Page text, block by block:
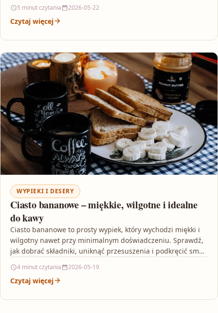
5 minut czytania 2026-05-22
Czytaj więcej
WYPIEKI I DESERY
Ciasto bananowe – miękkie, wilgotne i idealne
do kawy
Ciasto bananowe to prosty wypiek, który wychodzi miękki i
wilgotny nawet przy minimalnym doświadczeniu. Sprawdź,
jak dobrać składniki, uniknąć przesuszenia i podkręcić smak
4 minut czytania 2026-05-19
Czytaj więcej